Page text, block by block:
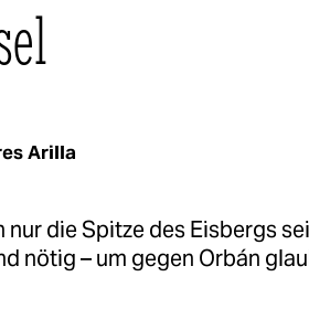
Arilla
die Spitze des Eisbergs
nötig – um gegen Orbán